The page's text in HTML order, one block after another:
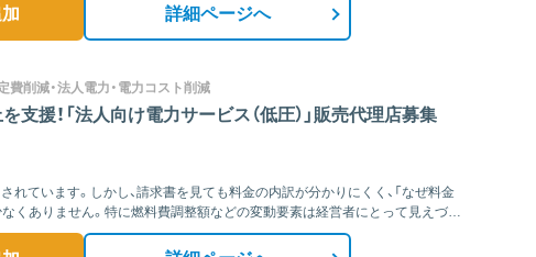
詳細ページへ
費削減・法人電力・電力コスト削減
援！「法人向け電力サービス（低圧）」販売代理店募集
れています。しかし、請求書を見ても料金の内訳が分かりにくく、「なぜ料金
くありません。特に燃料費調整額などの変動要素は経営者にとって見えづら